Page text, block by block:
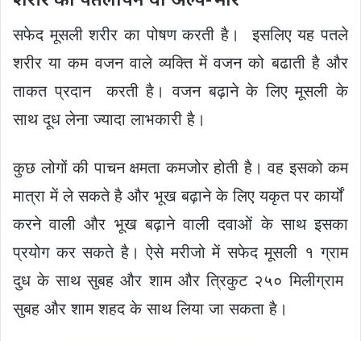
सफेद मूसली शरीर का पोषण करती है। इसलिए यह पतले
शरीर या कम वजन वाले व्यक्ति में वजन को बढाती है और
ताकत प्रदान करती है। वजन बढ़ाने के लिए मूसली के
साथ दूध लेना ज्यादा लाभकारी है।
कुछ लोगों की पाचन क्षमता कमजोर होती है। वह इसको कम
मात्रा में ले सकते है और भूख बढ़ाने के लिए यकृत पर कार्यों
करने वाली और भूख बढ़ाने वाली दवाओं के साथ इसका
प्रयोग कर सकते है। ऐसे मरीजो में सफेद मूसली १ ग्राम
दुध के साथ सुबह और शाम और त्रिकुट २५० मिलीग्राम
सुबह और शाम शहद के साथ लिया जा सकता है।